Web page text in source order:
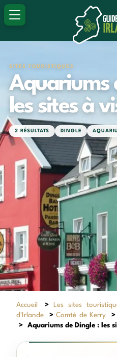
SITES TOURISTIQUES
Aquariums
les sites à
2 RÉSULTATS DINGLE
Accueil > Les sites
d'Irlande
> Comté de Kerry >
>
Aquariums de Dingle : les